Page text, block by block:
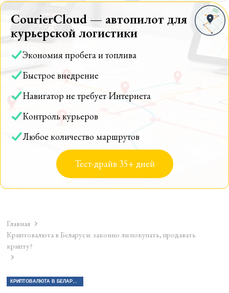
CourierCloud — автопилот для
курьерской логистики
Экономия пробега и топлива
Быстрое внедрение
Навигатор не требует Интернета
Контроль курьеров
Любое количество маршрутов
Тест-драйв 35+ дней
Главная
Криптовалюта в Беларуси: законно ли покупать, продавать
крипту?
КРИПТОВАЛЮТА В БЕЛАРУСИ: ЗАКОННО ЛИ ПОКУПАТЬ, ПРОДАВАТЬ КРИПТУ?